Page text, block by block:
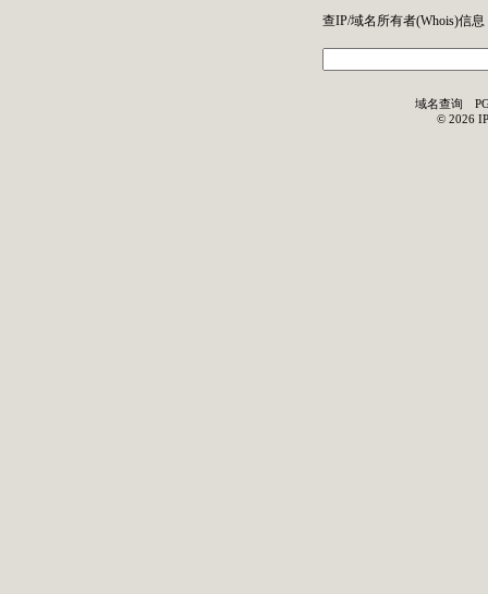
查IP/域名所有者(Whois)信息
域名查询
© 2026